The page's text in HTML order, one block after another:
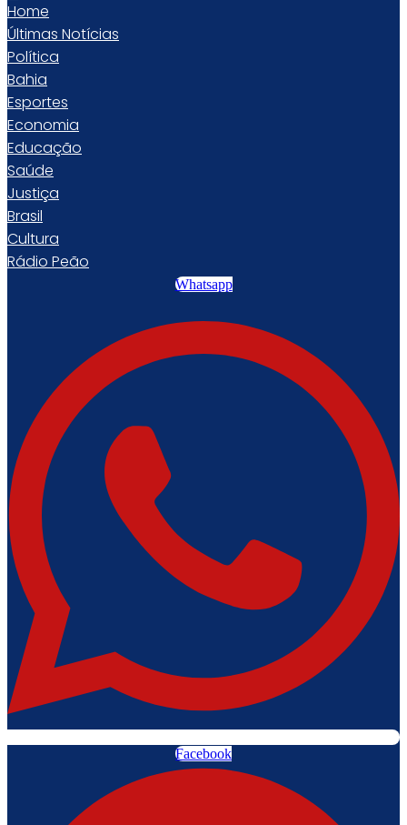
Home
Últimas Notícias
Política
Bahia
Esportes
Economia
Educação
Saúde
Justiça
Brasil
Cultura
Rádio Peão
Whatsapp
Facebook